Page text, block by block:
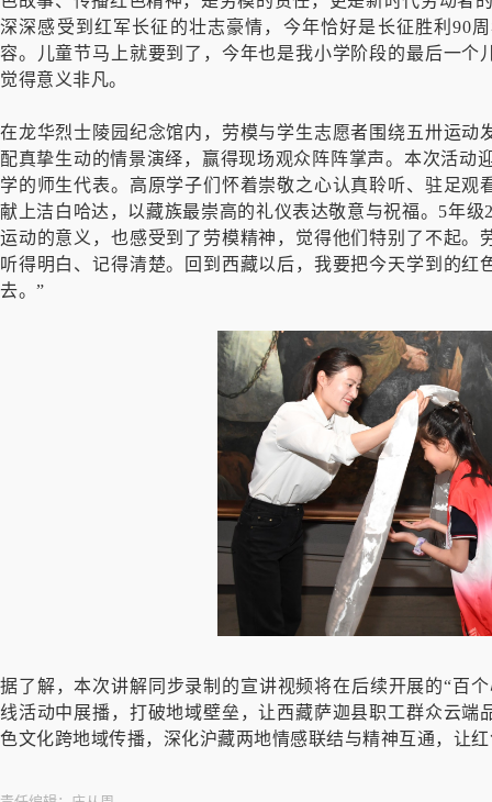
深深感受到红军长征的壮志豪情，今年恰好是长征胜利90
容。儿童节马上就要到了，今年也是我小学阶段的最后一
觉得意义非凡。
在龙华烈士陵园纪念馆内，劳模与学生志愿者围绕五卅运
配真挚生动的情景演绎，赢得现场观众阵阵掌声。本次活
学的师生代表。高原学子们怀着崇敬之心认真聆听、驻足
献上洁白哈达，以藏族最崇高的礼仪表达敬意与祝福。5年
运动的意义，也感受到了劳模精神，觉得他们特别了不起
听得明白、记得清楚。回到西藏以后，我要把今天学到的
去。”
据了解，本次讲解同步录制的宣讲视频将在后续开展的“百
线活动中展播，打破地域壁垒，让西藏萨迦县职工群众云
色文化跨地域传播，深化沪藏两地情感联结与精神互通，让